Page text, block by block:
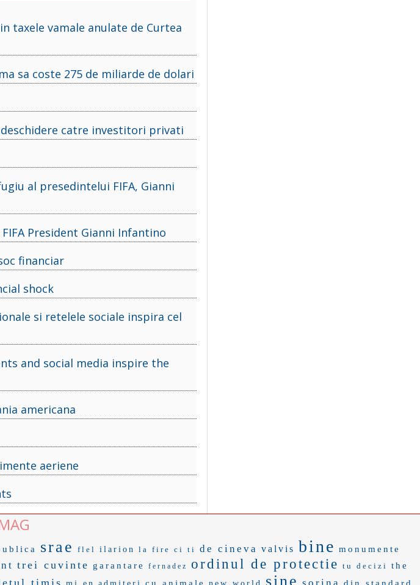
taxele vamale anulate de Curtea
sa coste 275 de miliarde de dolari
deschidere catre investitori privati
al presedintelui FIFA, Gianni
President Gianni Infantino
financiar
shock
si retelele sociale inspira cel
and social media inspire the
americana
aeriene
srae flel ilarion la fire ci ti de cineva valvis bine monumente
trei cuvinte garantare fernadez ordinul de protectie tu decizi
the
timis cu animale sine sorina din standard